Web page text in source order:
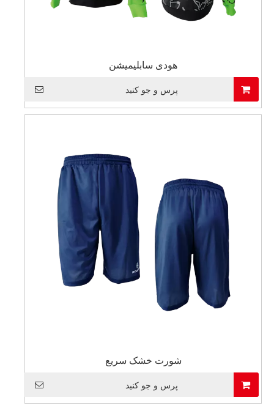
هودی سابلیمیشن
پرس و جو کنید
شورت خشک سریع
پرس و جو کنید